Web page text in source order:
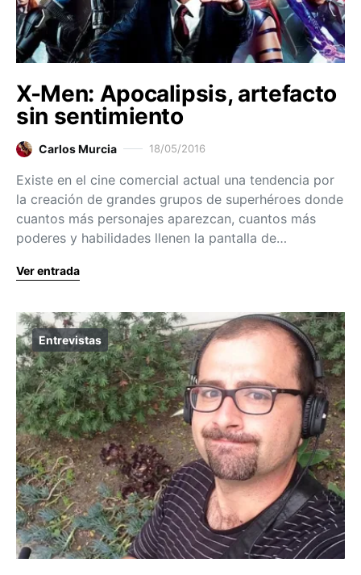
X-Men: Apocalipsis, artefacto
sin sentimiento
Carlos Murcia 18/05/2016
Existe en el cine comercial actual una tendencia por
la creación de grandes grupos de superhéroes donde
cuantos más personajes aparezcan, cuantos más
poderes y habilidades llenen la pantalla de…
Ver entrada
Entrevistas